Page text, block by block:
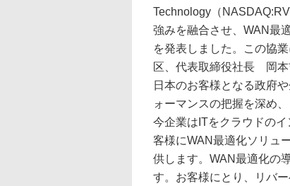
Technology（
強みを融合させ、WAN最
を発表しました。この協
区、代表取締役社長 岡本
日本のお客様となる政府
ォーマンスの把握を深め
今企業はITをクラウドの
客様にWAN最適化ソリュ
供します。WAN最適化の
す。お客様にとり、リバ